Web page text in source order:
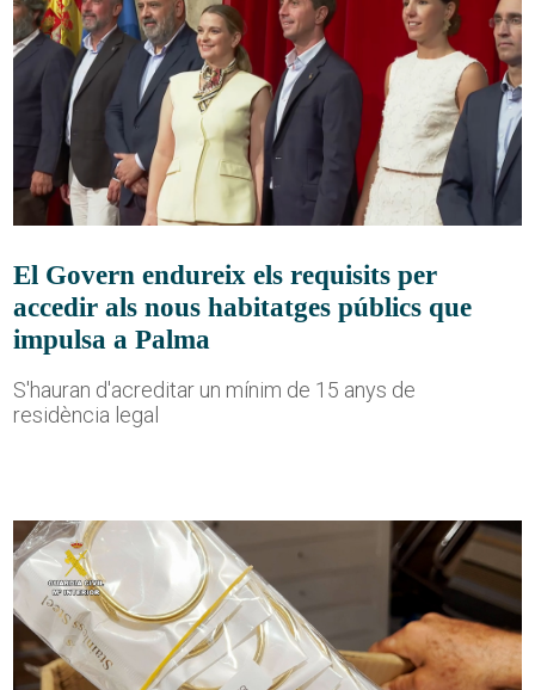
El Govern endureix els requisits per
accedir als nous habitatges públics que
impulsa a Palma
S'hauran d'acreditar un mínim de 15 anys de
residència legal